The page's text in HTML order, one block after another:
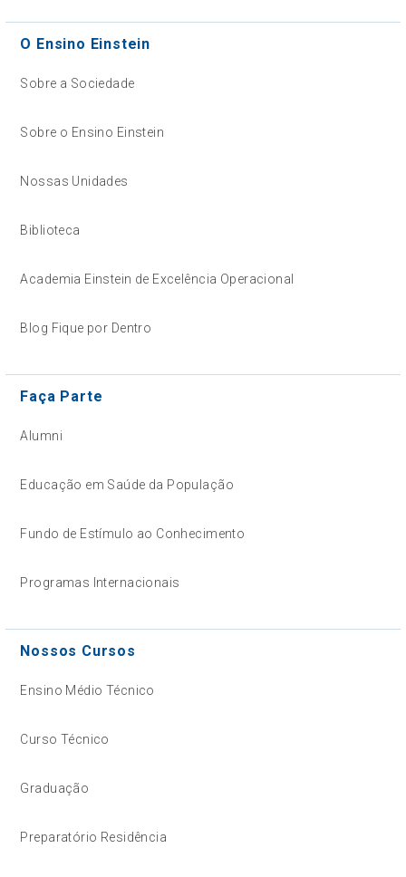
O Ensino Einstein
Sobre a Sociedade
Sobre o Ensino Einstein
Nossas Unidades
Biblioteca
Academia Einstein de Excelência Operacional
Blog Fique por Dentro
Faça Parte
Alumni
Educação em Saúde da População
Fundo de Estímulo ao Conhecimento
Programas Internacionais
Nossos Cursos
Ensino Médio Técnico
Curso Técnico
Graduação
Preparatório Residência